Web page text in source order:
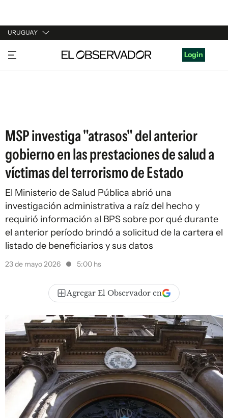
URUGUAY
URUGUAY
ARGENTINA
Login
MSP investiga "atrasos" del anterior
gobierno en las prestaciones de salud a
víctimas del terrorismo de Estado
El Ministerio de Salud Pública abrió una
investigación administrativa a raíz del hecho y
requirió información al BPS sobre por qué durante
el anterior período brindó a solicitud de la cartera el
listado de beneficiarios y sus datos
23 de mayo 2026 5:00 hs
Agregar El Observador en